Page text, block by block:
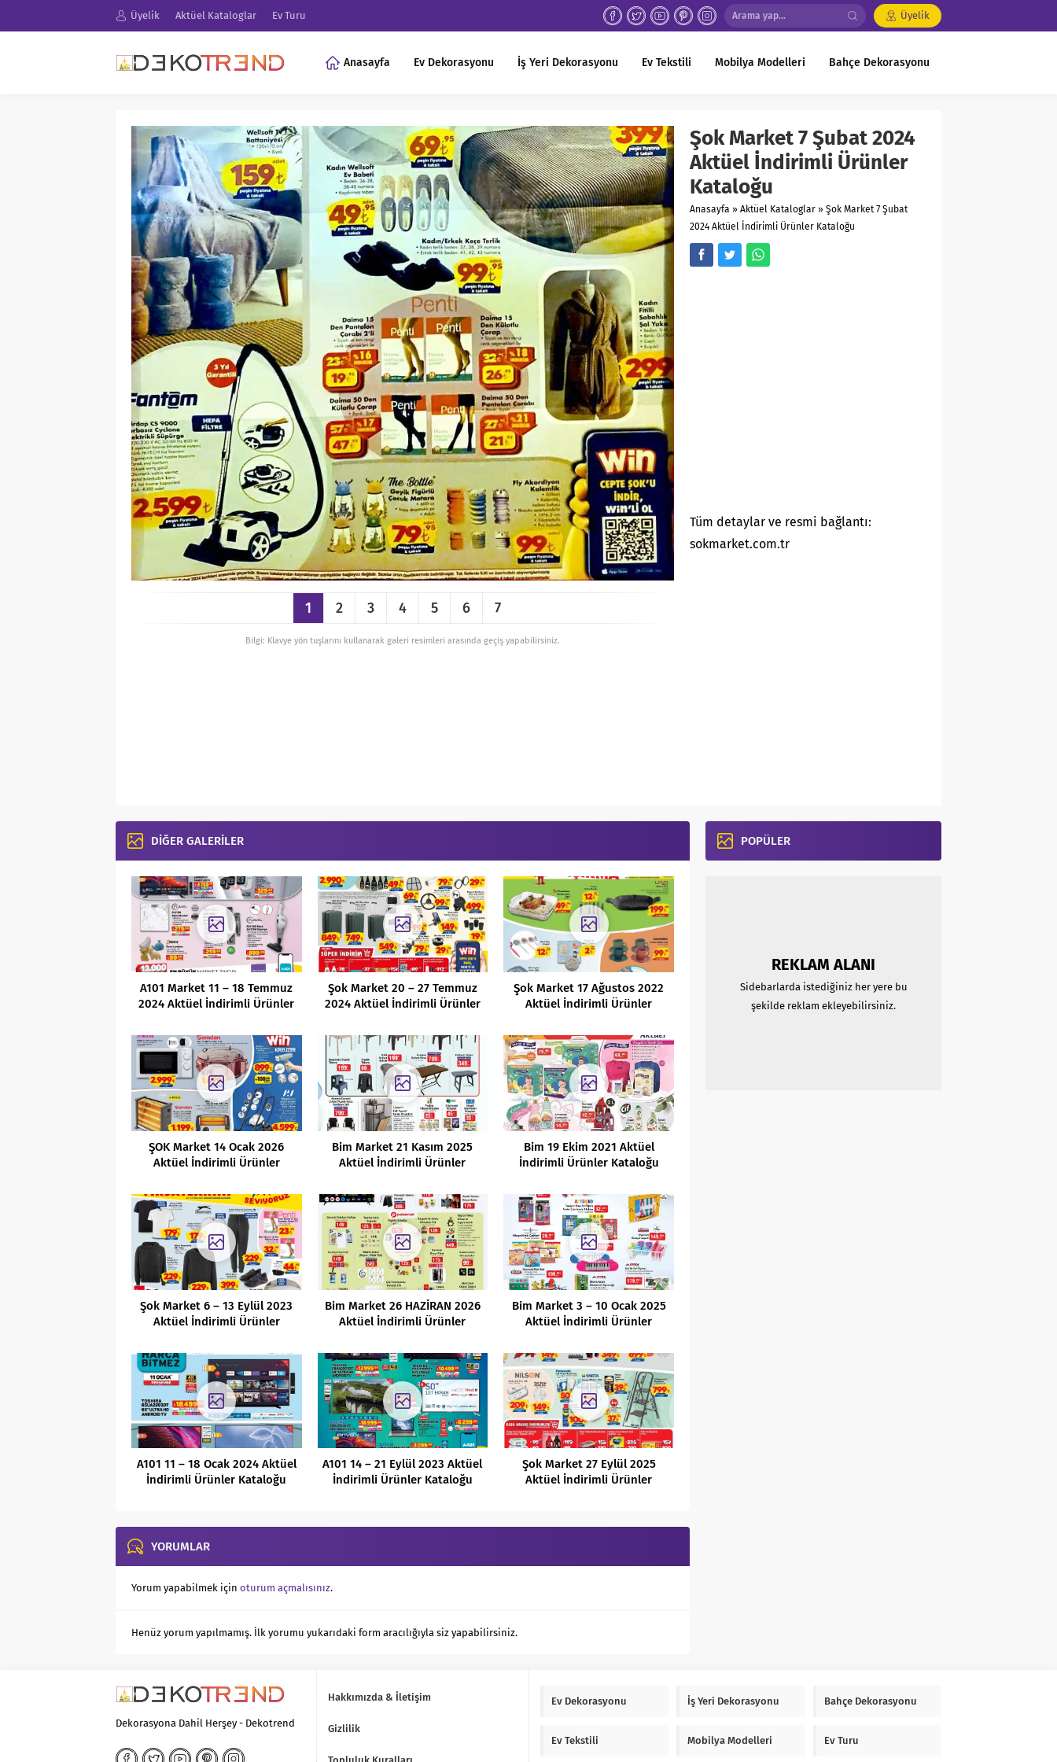
Üyelik Aktüel Kataloglar Ev Turu Üyelik
Anasayfa Ev Dekorasyonu İş Yeri Dekorasyonu Ev Tekstili Mobilya Modelleri Bahçe Dekorasyonu
1 2 3 4 5 6 7
Bilgi: Klavye yön tuşlarını kullanarak galeri resimleri arasında geçiş yapabilirsiniz.
Şok Market 7 Şubat 2024
Aktüel İndirimli Ürünler
Kataloğu
Anasayfa » Aktüel Kataloglar » Şok Market 7 Şubat
2024 Aktüel İndirimli Ürünler Kataloğu
Tüm detaylar ve resmi bağlantı:
sokmarket.com.tr
DİĞER GALERİLER
A101 Market 11 – 18 Temmuz
2024 Aktüel İndirimli Ürünler
Şok Market 20 – 27 Temmuz
2024 Aktüel İndirimli Ürünler
Şok Market 17 Ağustos 2022
Aktüel İndirimli Ürünler
ŞOK Market 14 Ocak 2026
Aktüel İndirimli Ürünler
Bim Market 21 Kasım 2025
Aktüel İndirimli Ürünler
Bim 19 Ekim 2021 Aktüel
İndirimli Ürünler Kataloğu
Şok Market 6 – 13 Eylül 2023
Aktüel İndirimli Ürünler
Bim Market 26 HAZİRAN 2026
Aktüel İndirimli Ürünler
Bim Market 3 – 10 Ocak 2025
Aktüel İndirimli Ürünler
A101 11 – 18 Ocak 2024 Aktüel
İndirimli Ürünler Kataloğu
A101 14 – 21 Eylül 2023 Aktüel
İndirimli Ürünler Kataloğu
Şok Market 27 Eylül 2025
Aktüel İndirimli Ürünler
YORUMLAR
Yorum yapabilmek için oturum açmalısınız.
Henüz yorum yapılmamış. İlk yorumu yukarıdaki form aracılığıyla siz yapabilirsiniz.
POPÜLER
REKLAM ALANI
Sidebarlarda istediğiniz her yere bu
şekilde reklam ekleyebilirsiniz.
Dekorasyona Dahil Herşey - Dekotrend
Hakkımızda & İletişim
Gizlilik
Ev Dekorasyonu İş Yeri Dekorasyonu Bahçe Dekorasyonu
Ev Tekstili Mobilya Modelleri Ev Turu